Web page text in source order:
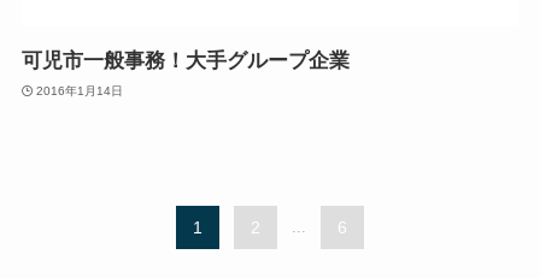
可児市一般事務！大手グループ企業
2016年1月14日
1 2 ... 6